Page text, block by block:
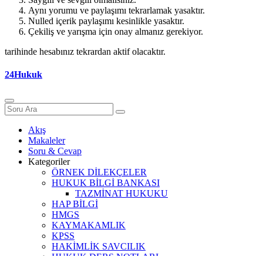
Aynı yorumu ve paylaşımı tekrarlamak yasaktır.
Nulled içerik paylaşımı kesinlikle yasaktır.
Çekiliş ve yarışma için onay almanız gerekiyor.
tarihinde hesabınız tekrardan aktif olacaktır.
24Hukuk
Akış
Makaleler
Soru & Cevap
Kategoriler
ÖRNEK DİLEKÇELER
HUKUK BİLGİ BANKASI
TAZMİNAT HUKUKU
HAP BİLGİ
HMGS
KAYMAKAMLIK
KPSS
HAKİMLİK SAVCILIK